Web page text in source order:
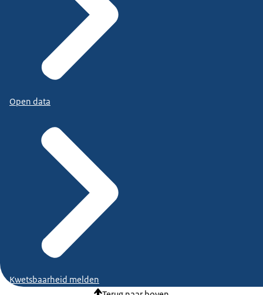
Open data
Kwetsbaarheid melden